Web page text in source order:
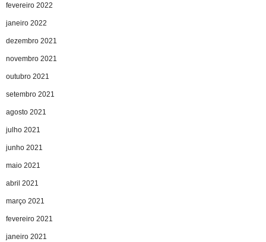
fevereiro 2022
janeiro 2022
dezembro 2021
novembro 2021
outubro 2021
setembro 2021
agosto 2021
julho 2021
junho 2021
maio 2021
abril 2021
março 2021
fevereiro 2021
janeiro 2021